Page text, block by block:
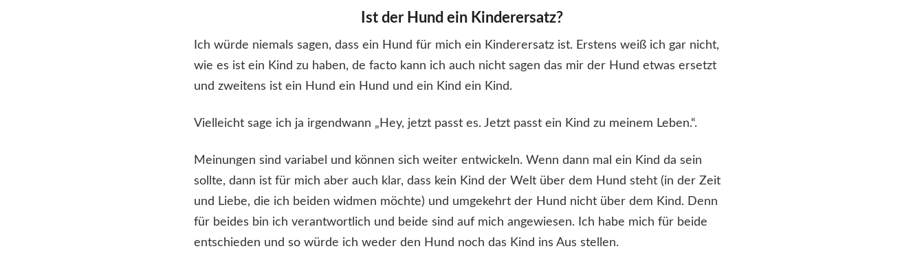
Ist der Hund ein Kinderersatz?
Ich würde niemals sagen, dass ein Hund für mich ein Kinderersatz ist. Erstens weiß ich gar nicht,
wie es ist ein Kind zu haben, de facto kann ich auch nicht sagen das mir der Hund etwas ersetzt
und zweitens ist ein Hund ein Hund und ein Kind ein Kind.
Vielleicht sage ich ja irgendwann „Hey, jetzt passt es. Jetzt passt ein Kind zu meinem Leben.“.
Meinungen sind variabel und können sich weiter entwickeln. Wenn dann mal ein Kind da sein
sollte, dann ist für mich aber auch klar, dass kein Kind der Welt über dem Hund steht (in der Zeit
und Liebe, die ich beiden widmen möchte) und umgekehrt der Hund nicht über dem Kind. Denn
für beides bin ich verantwortlich und beide sind auf mich angewiesen. Ich habe mich für beide
entschieden und so würde ich weder den Hund noch das Kind ins Aus stellen.